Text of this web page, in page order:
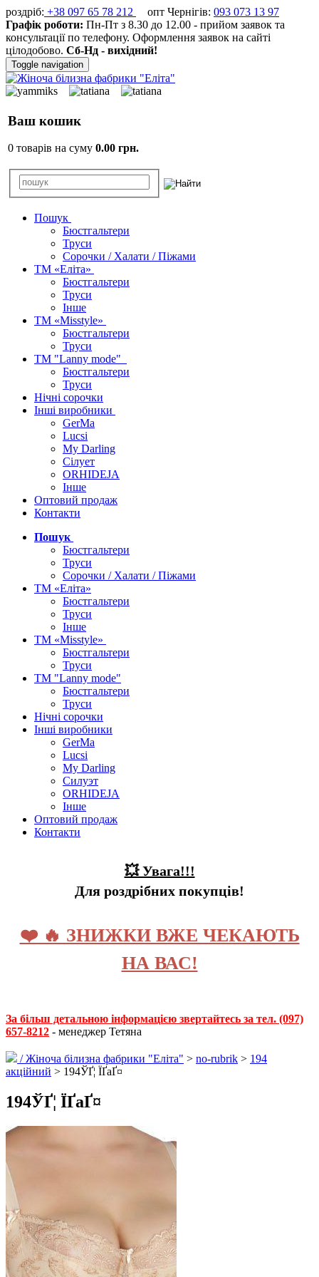
роздріб: +38 097 65 78 212 опт Чернігів: 093 073 13 97
Графік роботи: Пн-Пт з 8.30 до 12.00 - прийом заявок та
консультації по телефону. Оформлення заявок на сайті
цілодобово. Сб-Нд - вихідний!
Toggle navigation
Ваш кошик
0 товарів на суму 0.00 грн.
Пошук
Бюстгальтери
Труси
Сорочки / Халати / Піжами
ТМ «Еліта»
Бюстгальтери
Труси
Інше
ТМ «Misstyle»
Бюстгальтери
Труси
ТМ "Lanny mode"
Бюстгальтери
Труси
Нічні сорочки
Інші виробники
GerMa
Lucsi
My Darling
Сілует
ORHIDEJA
Інше
Оптовий продаж
Контакти
Пошук
Бюстгальтери
Труси
Сорочки / Халати / Піжами
ТМ «Еліта»
Бюстгальтери
Труси
Інше
ТМ «Misstyle»
Бюстгальтери
Труси
ТМ "Lanny mode"
Бюстгальтери
Труси
Нічні сорочки
Інші виробники
GerMa
Lucsi
My Darling
Силуэт
ORHIDEJA
Інше
Оптовий продаж
Контакти
💥 Увага!!!
Для роздрібних покупців!
❤️ 🔥 ЗНИЖКИ ВЖЕ ЧЕКАЮТЬ
НА ВАС!
За більш детальною інформацією звертайтесь за тел. (097)
657-8212 - менеджер Тетяна
/Жіноча білизна фабрики "Еліта" > no-rubrik > 194
акційний > 194ЎҐ¦ ЇҐаҐ¤
194ЎҐ¦ ЇҐаҐ¤